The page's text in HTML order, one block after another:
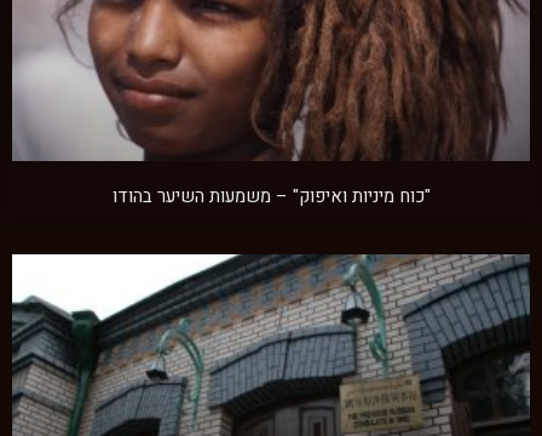
"כוח מיניות ואיפוק" – משמעות השיער בהודו